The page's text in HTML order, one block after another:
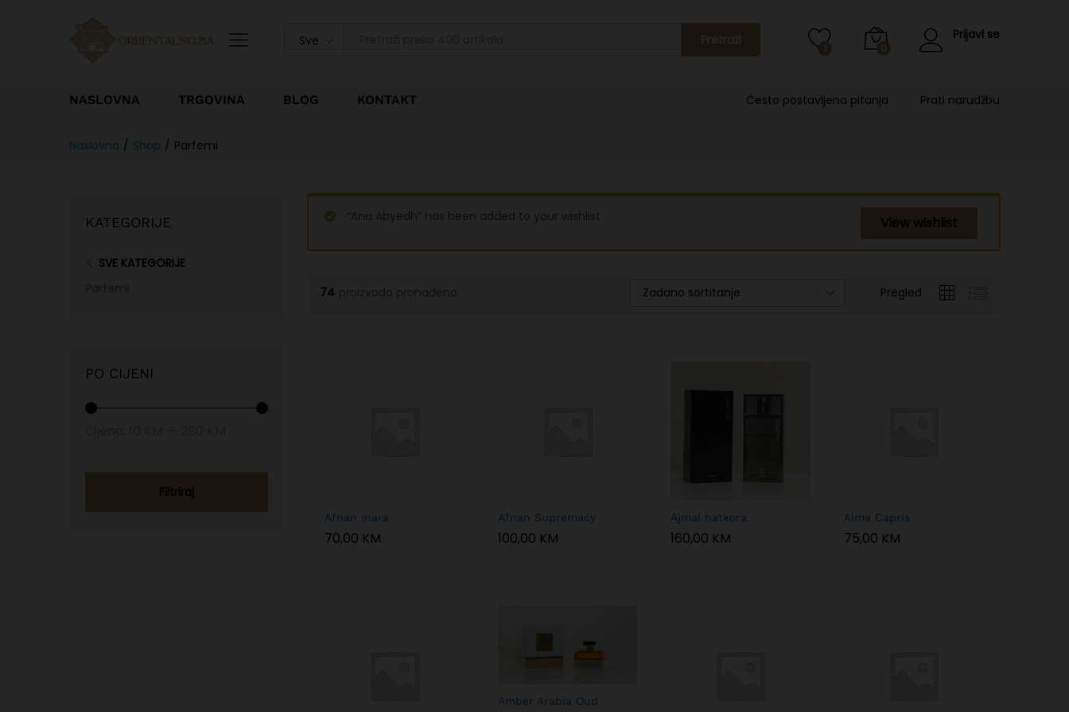
Sve Pretraži
1 0
Prijavi se
NASLOVNA TRGOVINA BLOG KONTAKT Često postavljena pitanja Prati narudžbu
Naslovna / Shop / Parfemi
View wishlist
“Ana Abyedh” has been added to your wishlist
74 Pregled
Zadano sortitanje
Afnan Inara
70,00 KM
70,00 KM
Afnan Supremacy
100,00 KM
100,00 KM
Ajmal hatkora
160,00 KM
160,00 KM
Alma Capris
75,00 KM
75,00 KM
Amber Arabia Oud
KATEGORIJE
SVE KATEGORIJE
PO CIJENI
Filtriraj